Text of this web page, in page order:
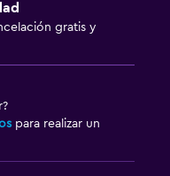
gratis y
para realizar un